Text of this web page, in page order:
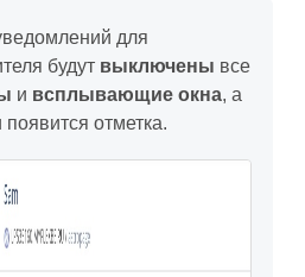
для
будут выключены все
и всплывающие окна, а
отметка.